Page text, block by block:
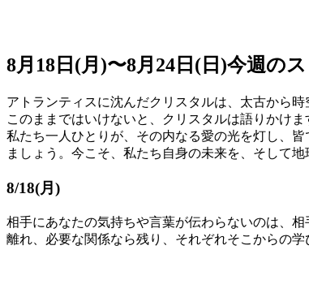
8月18日(月)〜8月24日(日)今週の
アトランティスに沈んだクリスタルは、太古から
このままではいけないと、クリスタルは語りかけ
私たち一人ひとりが、その内なる愛の光を灯し、
ましょう。今こそ、私たち自身の未来を、そして
8/18(月)
相手にあなたの気持ちや言葉が伝わらないのは、
離れ、必要な関係なら残り、それぞれそこからの